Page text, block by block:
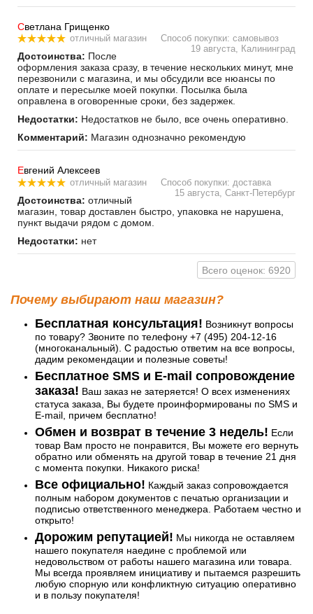
Светлана Грищенко
отличный магазин
Способ покупки: самовывоз
19 августа, Калининград
Достоинства: После
оформления заказа сразу, в течение нескольких минут, мне
перезвонили с магазина, и мы обсудили все нюансы по
оплате и пересылке моей покупки. Посылка была
оправлена в оговоренные сроки, без задержек.
Недостатки: Недостатков не было, все очень оперативно.
Комментарий: Магазин однозначно рекомендую
Евгений Алексеев
отличный магазин
Способ покупки: доставка
15 августа, Санкт-Петербург
Достоинства: отличный
магазин, товар доставлен быстро, упаковка не нарушена,
пункт выдачи рядом с домом.
Недостатки: нет
Всего оценок: 6920
Почему выбирают наш магазин?
Бесплатная консультация! Возникнут вопросы
по товару? Звоните по телефону +7 (495) 204-12-16
(многоканальный). С радостью ответим на все вопросы,
дадим рекомендации и полезные советы!
Бесплатное SMS и E-mail сопровождение
заказа! Ваш заказ не затеряется! О всех изменениях
статуса заказа, Вы будете проинформированы по SMS и
E-mail, причем бесплатно!
Обмен и возврат в течение 3 недель! Если
товар Вам просто не понравится, Вы можете его вернуть
обратно или обменять на другой товар в течение 21 дня
с момента покупки. Никакого риска!
Все официально! Каждый заказ сопровождается
полным набором документов с печатью организации и
подписью ответственного менеджера. Работаем честно и
открыто!
Дорожим репутацией! Мы никогда не оставляем
нашего покупателя наедине с проблемой или
недовольством от работы нашего магазина или товара.
Мы всегда проявляем инициативу и пытаемся разрешить
любую спорную или конфликтную ситуацию оперативно
и в пользу покупателя!